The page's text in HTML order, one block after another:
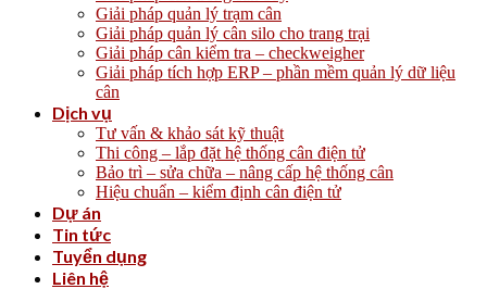
Giải pháp quản lý trạm cân
Giải pháp quản lý cân silo cho trang trại
Giải pháp cân kiểm tra – checkweigher
Giải pháp tích hợp ERP – phần mềm quản lý dữ liệu
cân
Dịch vụ
Tư vấn & khảo sát kỹ thuật
Thi công – lắp đặt hệ thống cân điện tử
Bảo trì – sửa chữa – nâng cấp hệ thống cân
Hiệu chuẩn – kiểm định cân điện tử
Dự án
Tin tức
Tuyển dụng
Liên hệ